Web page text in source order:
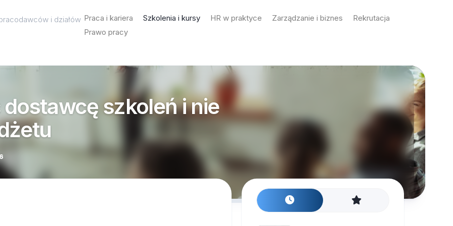
i działów Praca i kariera Szkolenia i kursy HR w praktyce Zarządzanie i biznes
Rekrutacja
Prawo pracy
szkoleń i nie